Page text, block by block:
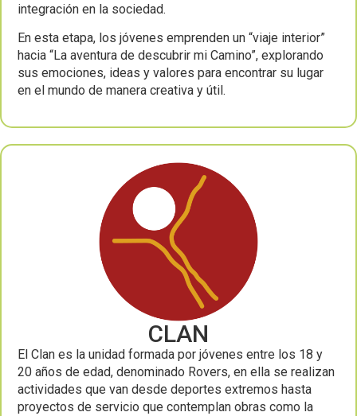
integración en la sociedad.
En esta etapa, los jóvenes emprenden un “viaje interior”
hacia “La aventura de descubrir mi Camino”, explorando
sus emociones, ideas y valores para encontrar su lugar
en el mundo de manera creativa y útil.
CLAN
El Clan es la unidad formada por jóvenes entre los 18 y
20 años de edad, denominado Rovers, en ella se realizan
actividades que van desde deportes extremos hasta
proyectos de servicio que contemplan obras como la